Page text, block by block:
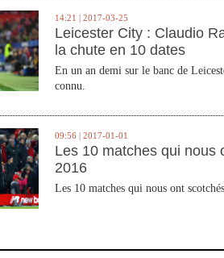
14:21 | 2017-03-25
Leicester City : Claudio
la chute en 10 dates
En un an demi sur le banc de
connu.
09:56 | 2017-01-01
Les 10 matches qui nous
2016
Les 10 matches qui nous ont